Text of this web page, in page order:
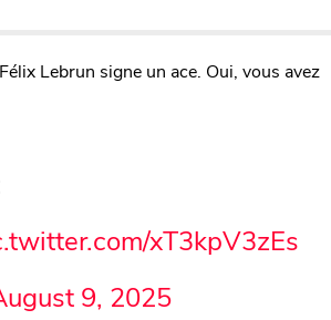
Lebrun signe un ace. Oui, vous avez
xT3kpV3zEs
9, 2025